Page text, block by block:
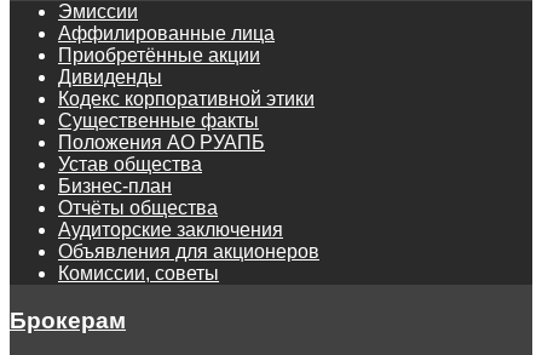
Эмиссии
Аффилированные лица
Приобретённые акции
Дивиденды
Кодекс корпоративной этики
Существенные факты
Положения АО РУАПБ
Устав общества
Бизнес-план
Отчёты общества
Аудиторские заключения
Объявления для акционеров
Комиссии, советы
Брокерам